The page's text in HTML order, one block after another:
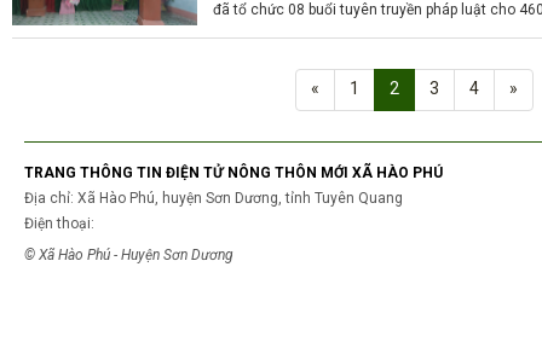
đã tổ chức 08 buổi tuyên truyền pháp luật cho
« 1 2 3 4 »
TRANG THÔNG TIN ĐIỆN TỬ NÔNG THÔN MỚI XÃ HÀO PHÚ
Địa chỉ: Xã Hào Phú, huyện Sơn Dương, tỉnh Tuyên Quang
Điện thoại:
© Xã Hào Phú - Huyện Sơn Dương